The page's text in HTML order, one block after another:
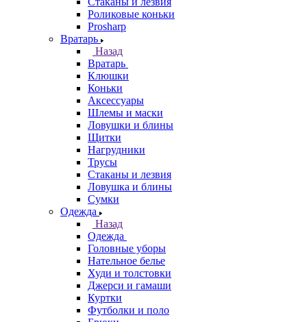
Роликовые коньки
Prosharp
Вратарь
Назад
Вратарь
Клюшки
Коньки
Аксессуары
Шлемы и маски
Ловушки и блины
Щитки
Нагрудники
Трусы
Стаканы и лезвия
Ловушка и блины
Сумки
Одежда
Назад
Одежда
Головные уборы
Нательное белье
Худи и толстовки
Джерси и гамаши
Куртки
Футболки и поло